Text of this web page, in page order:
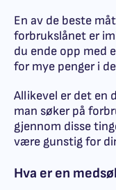
En av de beste
forbrukslånet er
du ende opp med
for mye penger i
Allikevel er det en
man søker på
gjennom disse
være gunstig for
Hva er en